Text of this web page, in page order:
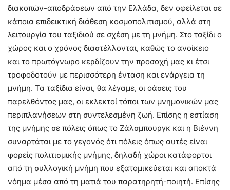
διακοπών-αποδράσεων από την Ελλάδα, δεν οφείλεται σε
κάποια επιδεικτική διάθεση κοσμοπολιτισμού, αλλά στη
λειτουργία του ταξιδιού σε σχέση με τη μνήμη. Στο ταξίδι ο
χώρος και ο χρόνος διαστέλλονται, καθώς το ανοίκειο
και το πρωτόγνωρο κερδίζουν την προσοχή μας κι έτσι
τροφοδοτούν με περισσότερη ένταση και ενάργεια τη
μνήμη. Τα ταξίδια είναι, θα λέγαμε, οι οάσεις του
παρελθόντος μας, οι εκλεκτοί τόποι των μνημονικών μας
περιπλανήσεων στη συντελεσμένη ζωή. Επίσης η εστίαση
της μνήμης σε πόλεις όπως το Ζάλσμπουργκ και η Βιέννη
συναρτάται με το γεγονός ότι πόλεις όπως αυτές είναι
φορείς πολιτισμικής μνήμης, δηλαδή χώροι κατάφορτοι
από τη συλλογική μνήμη που εξατομικεύεται και αποκτά
νόημα μέσα από τη ματιά του παρατηρητή-ποιητή. Επίσης